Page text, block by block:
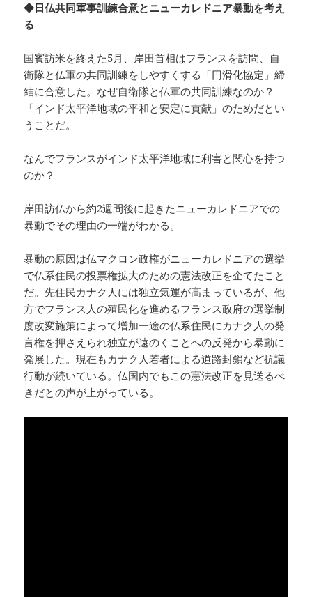
◆日仏共同軍事訓練合意とニューカレドニア暴動を考え
る
国賓訪米を終えた5月、岸田首相はフランスを訪問、自
衛隊と仏軍の共同訓練をしやすくする「円滑化協定」締
結に合意した。なぜ自衛隊と仏軍の共同訓練なのか？
「インド太平洋地域の平和と安定に貢献」のためだとい
うことだ。
なんでフランスがインド太平洋地域に利害と関心を持つ
のか？
岸田訪仏から約2週間後に起きたニューカレドニアでの
暴動でその理由の一端がわかる。
暴動の原因は仏マクロン政権がニューカレドニアの選挙
で仏系住民の投票権拡大のための憲法改正を企てたこと
だ。先住民カナク人には独立気運が高まっているが、他
方でフランス人の殖民化を進めるフランス政府の選挙制
度改変施策によって増加一途の仏系住民にカナク人の発
言権を押さえられ独立が遠のくことへの反発から暴動に
発展した。現在もカナク人若者による道路封鎖など抗議
行動が続いている。仏国内でもこの憲法改正を見送るべ
きだとの声が上がっている。